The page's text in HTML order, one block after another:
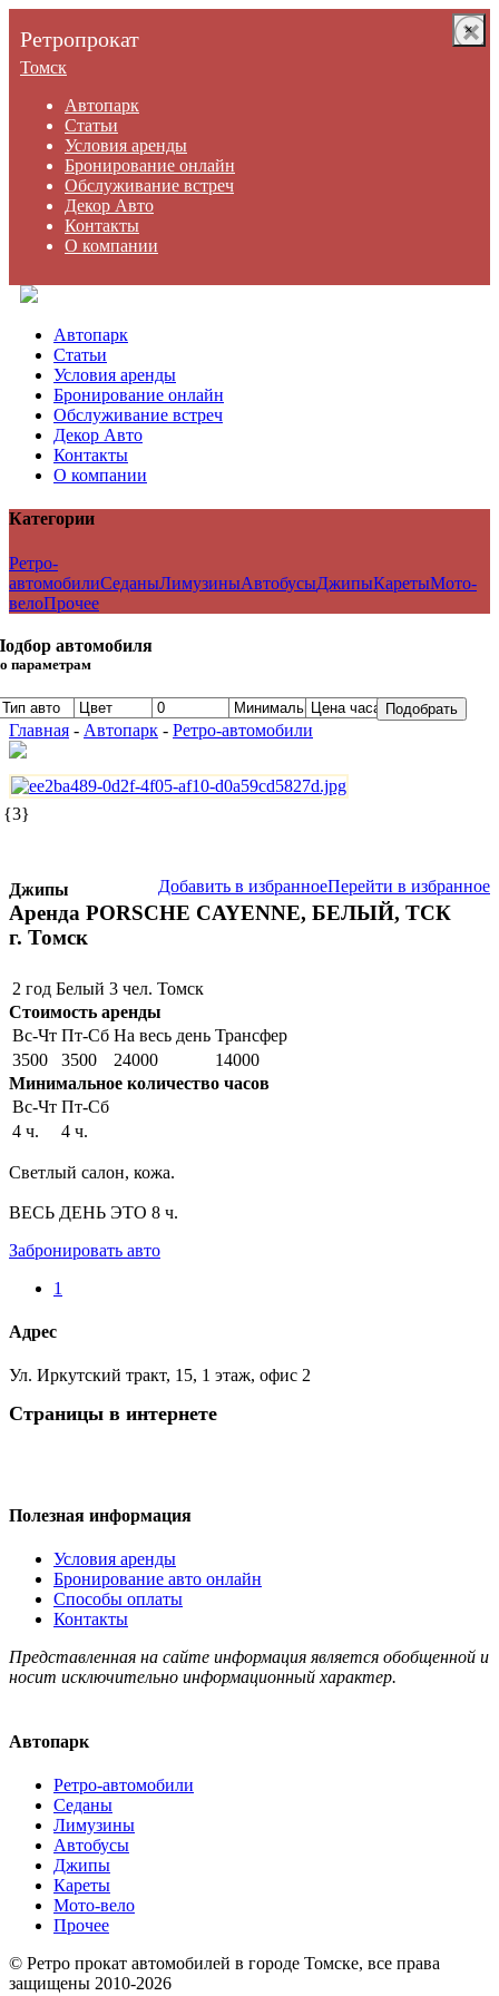
Ретропрокат
Томск
Автопарк
Статьи
Условия аренды
Бронирование онлайн
Обслуживание встреч
Декор Авто
Контакты
О компании
Автопарк
Статьи
Условия аренды
Бронирование онлайн
Обслуживание встреч
Декор Авто
Контакты
О компании
Категории
Ретро-
автомобилиСеданыЛимузиныАвтобусыДжипыКаретыМото-
велоПрочее
автомобиля
параметрам
Подобрать
Главная - Автопарк - Ретро-автомобили
{3}
Перейти в избранное
Добавить в избранное
Джипы
Аренда PORSCHE CAYENNE, БЕЛЫЙ, ТСК
г. Томск
2 год Белый 3 чел. Томск
Стоимость аренды
Вс-Чт Пт-Сб На весь день Трансфер
3500
3500 24000
14000
Минимальное количество часов
Вс-Чт Пт-Сб
4 ч.
4 ч.
Светлый салон, кожа.
ВЕСЬ ДЕНЬ ЭТО 8 ч.
Забронировать авто
1
Адрес
Ул. Иркутский тракт, 15, 1 этаж, офис 2
Страницы в интернете
Полезная информация
Условия аренды
Бронирование авто онлайн
Способы оплаты
Контакты
Представленная на сайте информация является обобщенной и
носит исключительно информационный характер.
Автопарк
Ретро-автомобили
Седаны
Лимузины
Автобусы
Джипы
Кареты
Мото-вело
Прочее
© Ретро прокат автомобилей в городе Томске, все права
защищены 2010-2026
×
×